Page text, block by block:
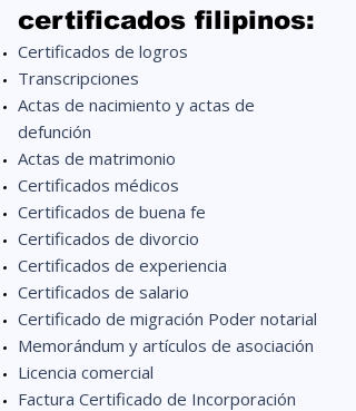
certificados filipinos:
Certificados de logros
Transcripciones
Actas de nacimiento y actas de
defunción
Actas de matrimonio
Certificados médicos
Certificados de buena fe
Certificados de divorcio
Certificados de experiencia
Certificados de salario
Certificado de migración Poder notarial
Memorándum y artículos de asociación
Licencia comercial
Factura Certificado de Incorporación